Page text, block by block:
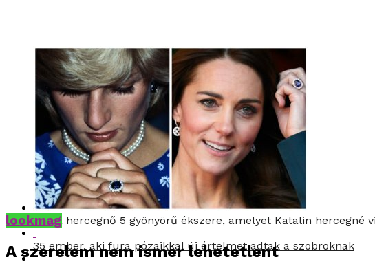
Diana hercegnő 5 gyönyörű ékszere, amelyet Katalin hercegné
35 ember, aki fura pózaikkal új értelmet adtak a szobroknak
lookmag
A szerelem nem ismer lehetetlent